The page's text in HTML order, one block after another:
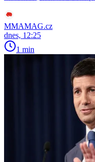
MMAMAG.cz
dnes, 12:25
1 min